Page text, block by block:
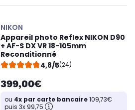
NIKON
Appareil photo Reflex NIKON D90
+ AF-S DX VR 18-105mm
Reconditionné
4,8/5(24)
399,00€
ou 4x par carte bancaire109,73€
puis 3x 99,75